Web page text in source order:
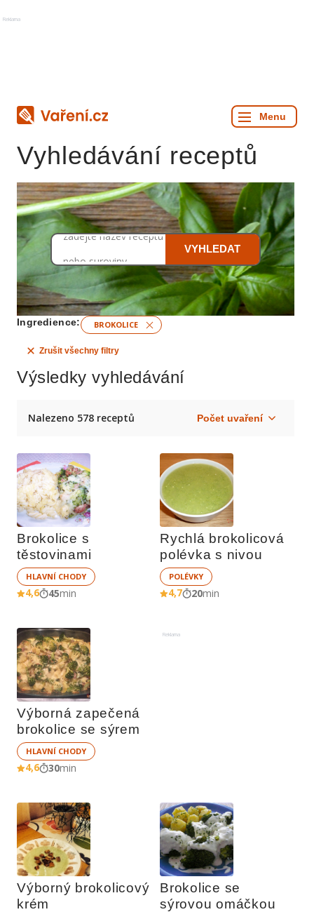
Reklama
Vyhledávání receptů
zadejte název receptu
nebo suroviny
VYHLEDAT
Ingredience: BROKOLICE
Zrušit všechny filtry
Výsledky vyhledávání
Nalezeno 578 receptů
Brokolice s
těstovinami
HLAVNÍ CHODY
4,6 45min
Rychlá brokolicová
POLÉVKY
4,7 20min
Výborná zapečená
brokolice se sýrem
HLAVNÍ CHODY
4,6 30min
Reklama
Výborný brokolicový
krém
Brokolice se
sýrovou omáčkou